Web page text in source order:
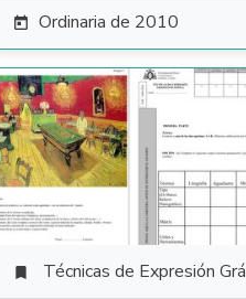
 Ordinaria de 2010
 Técnicas de Expresión Gráfico Plástica